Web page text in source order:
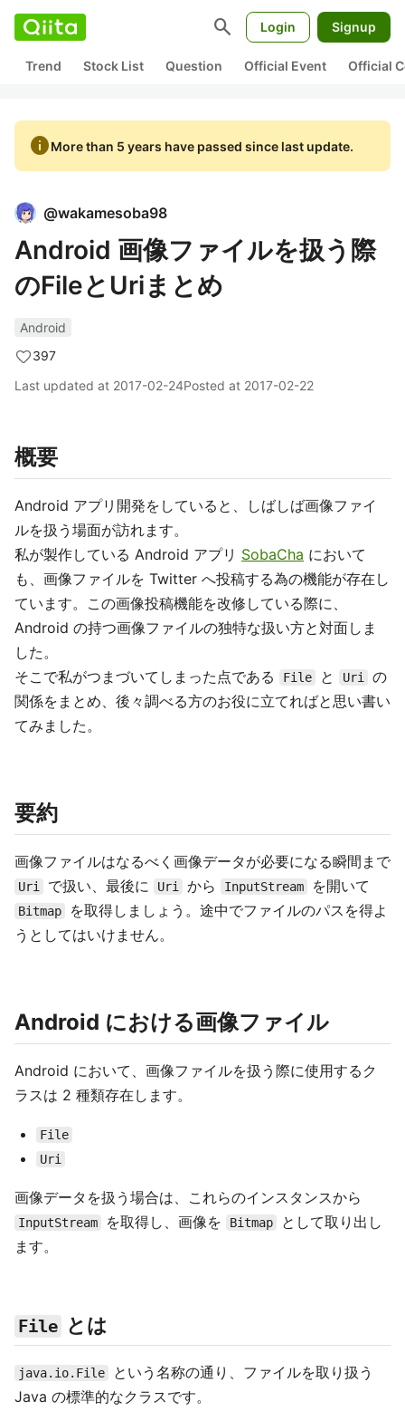
search Login Signup
Trend Stock List Question Official Event Official
infoMore than 5 years have passed since last update.
@wakamesoba98
Android 画像ファイルを扱う際
のFileとUriまとめ
Android
397
Last updated at 2017-02-24Posted at 2017-02-22
概要
Android アプリ開発をしていると、しばしば画像ファイ
ルを扱う場面が訪れます。
私が製作している Android アプリ SobaCha において
も、画像ファイルを Twitter へ投稿する為の機能が存在し
ています。この画像投稿機能を改修している際に、
Android の持つ画像ファイルの独特な扱い方と対面しま
した。
そこで私がつまづいてしまった点である
File と Uri
の
関係をまとめ、後々調べる方のお役に立てればと思い書い
てみました。
要約
画像ファイルはなるべく画像データが必要になる瞬間まで
Uri で扱い、最後に Uri から InputStream を開いて
Bitmap
を取得しましょう。途中でファイルのパスを得よ
うとしてはいけません。
Android における画像ファイル
Android において、画像ファイルを扱う際に使用するク
ラスは 2 種類存在します。
File
Uri
画像データを扱う場合は、これらのインスタンスから
InputStream を取得し、画像を Bitmap
として取り出し
ます。
File とは
java.io.File
という名称の通り、ファイルを取り扱う
Java の標準的なクラスです。